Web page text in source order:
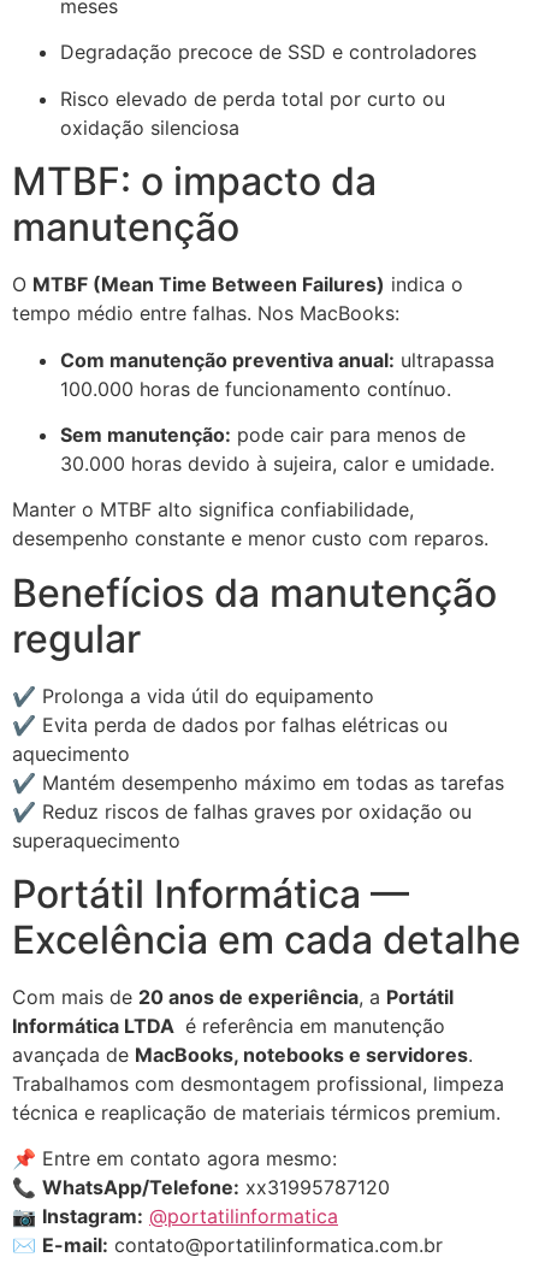
meses
Degradação precoce de SSD e controladores
Risco elevado de perda total por curto ou
oxidação silenciosa
MTBF: o impacto da
manutenção
O MTBF (Mean Time Between Failures) indica o
tempo médio entre falhas. Nos MacBooks:
Com manutenção preventiva anual: ultrapassa
100.000 horas de funcionamento contínuo.
Sem manutenção: pode cair para menos de
30.000 horas devido à sujeira, calor e umidade.
Manter o MTBF alto significa confiabilidade,
desempenho constante e menor custo com reparos.
Benefícios da manutenção
regular
✔️ Prolonga a vida útil do equipamento
✔️ Evita perda de dados por falhas elétricas ou
aquecimento
✔️ Mantém desempenho máximo em todas as tarefas
✔️ Reduz riscos de falhas graves por oxidação ou
superaquecimento
Portátil Informática —
Excelência em cada detalhe
Com mais de 20 anos de experiência, a Portátil
Informática LTDA é referência em manutenção
avançada de MacBooks, notebooks e servidores.
Trabalhamos com desmontagem profissional, limpeza
técnica e reaplicação de materiais térmicos premium.
📌 Entre em contato agora mesmo:
📞 WhatsApp/Telefone: xx31995787120
📷 Instagram: @portatilinformatica
✉️ E-mail: contato@portatilinformatica.com.br